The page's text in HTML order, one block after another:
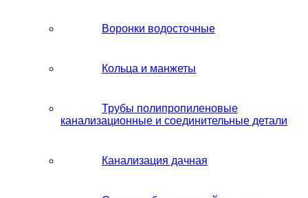
Воронки водосточные
Кольца и манжеты
Трубы полипропиленовые
канализационные и соединительные детали
Канализация дачная